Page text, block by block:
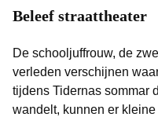
Beleef straattheater
De schooljuffrouw, de
verleden verschijnen
tijdens Tidernas sommar
wandelt, kunnen er